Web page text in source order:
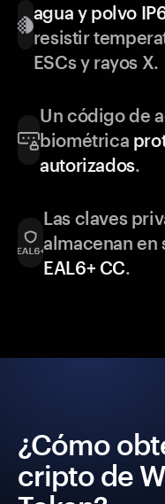
agua y polvo
resistir
ESCs y rayos X.
Un código de
biométrica
autorizados.
Las claves
almacenan en
EAL6+ CC.
¿Cómo
cripto de